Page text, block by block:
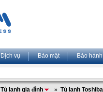
Dịch vụ Bảo mật Bảo hành
Tủ lạnh gia đình » Tủ lạnh Toshiba